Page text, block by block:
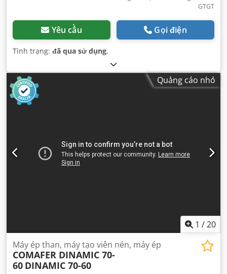
GTGT
Yêu cầu Gọi điện
Tình trạng: đã qua sử dụng,
Quảng cáo nhỏ
1 /20
Máy ép than, máy tạo viên nén, máy ép
COMAFER DINAMIC 70-
60 DINAMIC 70-60